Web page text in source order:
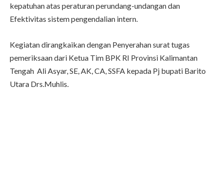
kepatuhan atas peraturan perundang-undangan dan
Efektivitas sistem pengendalian intern.
Kegiatan dirangkaikan dengan Penyerahan surat tugas
pemeriksaan dari Ketua Tim BPK RI Provinsi Kalimantan
Tengah Ali Asyar, SE, AK, CA, SSFA kepada Pj bupati Barito
Utara Drs.Muhlis.